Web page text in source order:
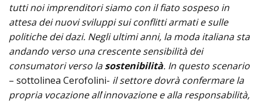
tutti noi imprenditori siamo con il fiato sospeso in
attesa dei nuovi sviluppi sui conflitti armati e sulle
politiche dei dazi. Negli ultimi anni, la moda italiana sta
andando verso una crescente sensibilità dei
consumatori verso lasostenibilità. In questo scenario
– sottolinea Cerofolini- il settore dovrà confermare la
propria vocazione all’innovazione e alla responsabilità,